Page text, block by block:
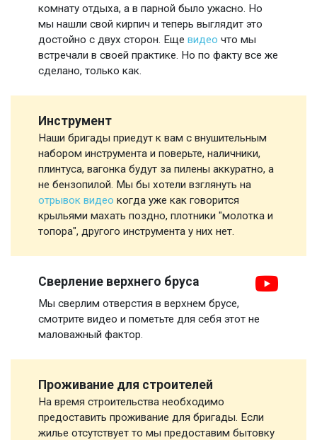
комнату отдыха, а в парной было ужасно. Но
мы нашли свой кирпич и теперь выглядит это
достойно с двух сторон. Еще видео что мы
встречали в своей практике. Но по факту все же
сделано, только как.
Инструмент
Наши бригады приедут к вам с внушительным
набором инструмента и поверьте, наличники,
плинтуса, вагонка будут за пилены аккуратно, а
не бензопилой. Мы бы хотели взглянуть на
отрывок видео когда уже как говорится
крыльями махать поздно, плотники "молотка и
топора", другого инструмента у них нет.
Сверление верхнего бруса
Мы сверлим отверстия в верхнем брусе,
смотрите видео и пометьте для себя этот не
маловажный фактор.
Проживание для строителей
На время строительства необходимо
предоставить проживание для бригады. Если
жилье отсутствует то мы предоставим бытовку